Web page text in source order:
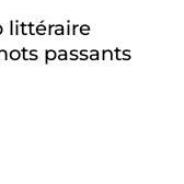
littéraire
passants